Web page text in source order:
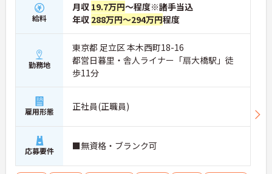
給料
月収 19.7万円～程度※諸手当込
年収 288万円～294万円程度
勤務地
東京都 足立区 本木西町18-16
都営日暮里・舎人ライナー「扇大橋駅」徒
歩11分
雇用形態 正社員(正職員)
応募要件 ■無資格・ブランク可